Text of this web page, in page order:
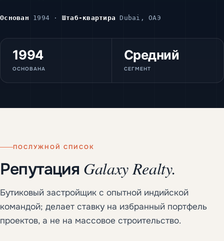
Основан 1994 · Штаб-квартира Dubai, ОАЭ
1994
ОСНОВАНА
Средний
СЕГМЕНТ
ПОСЛУЖНОЙ СПИСОК
Репутация Galaxy Realty.
Бутиковый застройщик с опытной индийской
командой; делает ставку на избранный портфель
проектов, а не на массовое строительство.